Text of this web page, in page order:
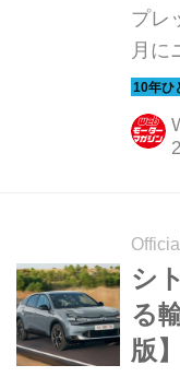
ひ
プレ
月に
プレ
いよ
た。
われ
みよ
シ
る
版】